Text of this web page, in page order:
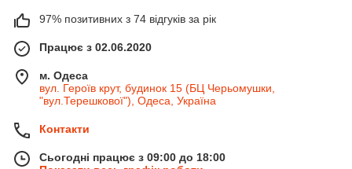
97% позитивних з 74 відгуків за рік
Працює з 02.06.2020
м. Одеса
вул. Героїв крут, будинок 15 (БЦ Черьомушки,
"вул.Терешкової"), Одеса, Україна
Контакти
Сьогодні працює з 09:00 до 18:00